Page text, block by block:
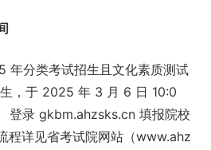
年分类考试招生且文化素质测试
，于 2025 年 3 月 6 日 10:0
登录 gkbm.ahzsks.cn 填报院校
程详见省考试院网站（www.ahz